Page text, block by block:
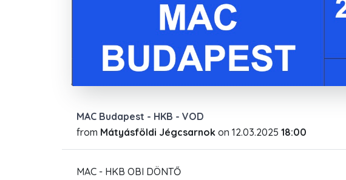
MAC Budapest - HKB - VOD
from Mátyásföldi Jégcsarnok on 12.03.2025 18:00
MAC - HKB OBI DÖNTŐ